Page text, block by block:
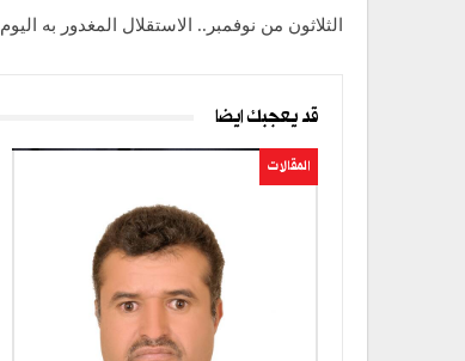
الثلاثون من نوفمبر.. الاستقلال المغدور به اليوم
قد يعجبك ايضا
المقالات